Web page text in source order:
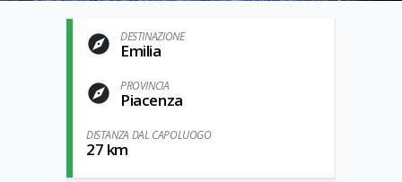
DESTINAZIONE
Emilia
PROVINCIA
Piacenza
DISTANZA DAL CAPOLUOGO
27 km